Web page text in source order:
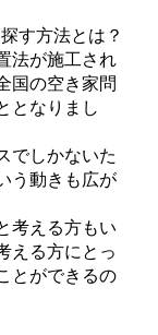
法が施工され
国の空き家問
となりまし
でしかないた
う動きも広が
考える方もい
える方にとっ
とができるの